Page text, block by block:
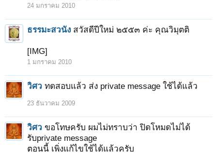
24 มกราคม 2010
ธรรมะสวนัง สวัสดีปีใหม่ ๒๕๕๓ ค่ะ คุณวิมุตติ
[IMG]
1 มกราคม 2010
วิศว ทดสอบแล้ว ส่ง private message ใช้ได้แล้ว
23 ธันวาคม 2009
วิศว ขอโทษครับ ผมไม่ทราบว่า ปิดโหมดไม่ได้
รับprivate message
ตอนนี้ เพิ่งแก้ไขใช้ได้แล้วครับ